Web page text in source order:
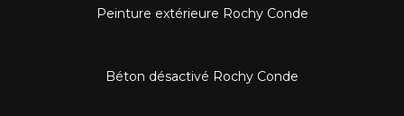
Peinture extérieure Rochy Conde
Béton désactivé Rochy Conde